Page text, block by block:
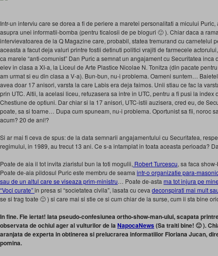
Intr-un interviu care se dorea a fi de periere a maretei personalitati a micului
asupra unei informatii-bomba (pentru ticalosii de pe bloguri 🙂 ). Chiar daca a
intervievatoarea de la Q Magazine care, probabil, statea tremurand cu carnetelul
aceasta a facut deja valuri printre fostii detinuti politici vrajiti de farmecele
ca marele “anti-comunist” Dan Puric a semnat un angajament cu Securitatea
elev in clasa a XI-a, la Liceul de Arte Plastice Nicolae N. Tonitza (din pacate
am urmat si eu din clasa a V-a). Bun-bun, nu-i problema. Oameni suntem…
avea doar 17 anisori, varsta la care Labis era deja faimos. Unii stiau ce fac la
prin UTC. Altii, la acelasi liceu, refuzasera sa intre in UTC, pentru a fi pusi la index
Chestiune de optiuni. Dar chiar si la 17 anisori, UTC-istii auzisera, cred eu, de
poate, sa si toarne… Dupa cum spuneam, nu-i problema. Oportunist sa fii, noroc
acum? 20 de ani!?
Si ar mai fi ceva de spus: de la data semnarii angajamentului cu Securitatea,
regimului, in 1989, au trecut 13 ani. Ce s-a intamplat in toata aceasta perioada?
Poate de aia il tot invita ziaristul bun la toti mogulii, Robert Turcescu, sa faca
Poate de-aia pildosul Puric este membru de seama intr-o organizatie para-
sau de un altul care se viseaza prim-ministru … Poate de-asta ma tot injura pe
“Voci curate”in presa si “societatea civila”, lasata cu ceva deconspirati mai mult
se si trag toate 🙂 ) si care mai si stie ce si cum chiar de la surse, cum ii sta bine
In fine. Fie iertat! Iata pseudo-confesiunea ortho-show-man-ului, scapata
observata de ochiul ager al vulturilor de la NapocaNews (Sa traiti bine! 🙂 ).
aranjata de experta in obtinerea si prelucrarea informatiilor Floriana Jucan,
pomina.